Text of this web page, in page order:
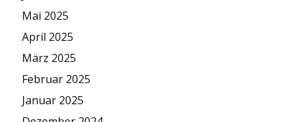
Mai 2025
April 2025
März 2025
Februar 2025
Januar 2025